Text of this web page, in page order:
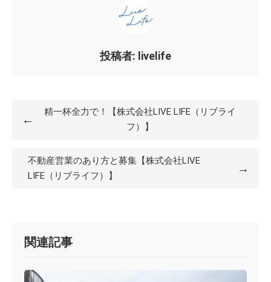
投稿者: livelife
←
精一杯全力で！【株式会社LIVE LIFE（リブライ
フ）】
不動産営業のあり方と募集【株式会社LIVE
LIFE（リブライフ）】
→
関連記事